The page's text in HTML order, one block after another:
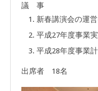
議 事
新春講演会の運
平成27年度事業
平成28年度事業
出席者 18名